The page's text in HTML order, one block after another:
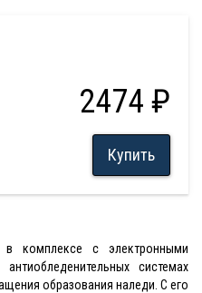
2474 ₽
Купить
в комплексе с электронными
системах
образования наледи. С его